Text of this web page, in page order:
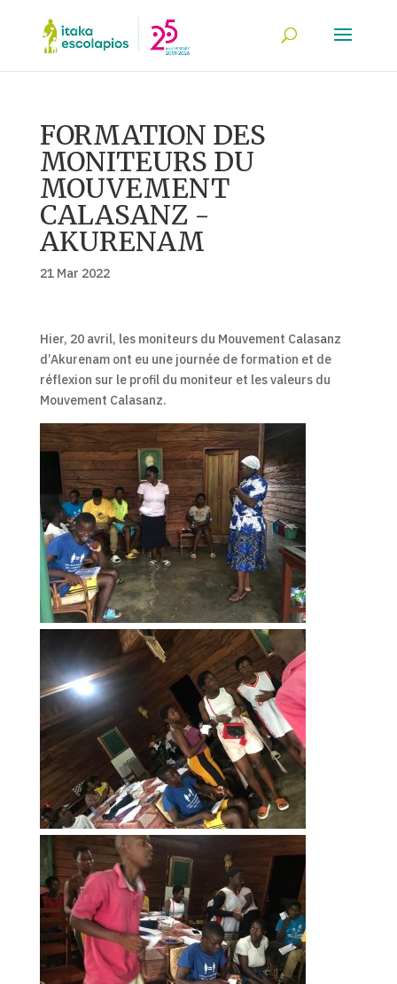
FORMATION DES
MONITEURS DU
MOUVEMENT
CALASANZ -
AKURENAM
21 Mar 2022
Hier, 20 avril, les moniteurs du Mouvement Calasanz
d’Akurenam ont eu une journée de formation et de
réflexion sur le profil du moniteur et les valeurs du
Mouvement Calasanz.